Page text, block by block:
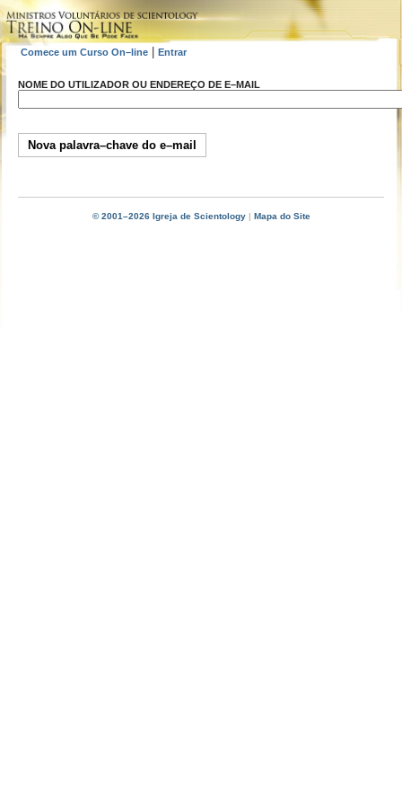
Comece um Curso On–line Entrar
NOME DO UTILIZADOR OU ENDEREÇO DE E–MAIL
© 2001–2026 Igreja de Scientology| Mapa do Site